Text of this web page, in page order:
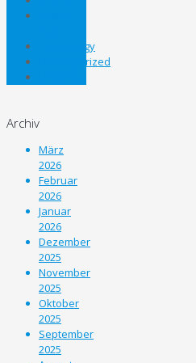
Technology
Uncategorized
Archiv
März
2026
Februar
2026
Januar
2026
Dezember
2025
November
2025
Oktober
2025
September
2025